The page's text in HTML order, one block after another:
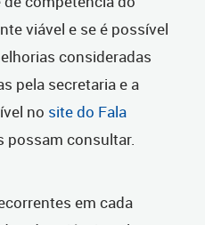
viável e se é possível
consideradas
pela secretaria e a
no site do Fala
possam consultar.
em cada